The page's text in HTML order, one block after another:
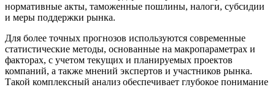
нормативные акты, таможенные пошлины, налоги, субсидии
и меры поддержки рынка.
Для более точных прогнозов используются современные
статистические методы, основанные на макропараметрах и
факторах, с учетом текущих и планируемых проектов
компаний, а также мнений экспертов и участников рынка.
Такой комплексный анализ обеспечивает глубокое понимание